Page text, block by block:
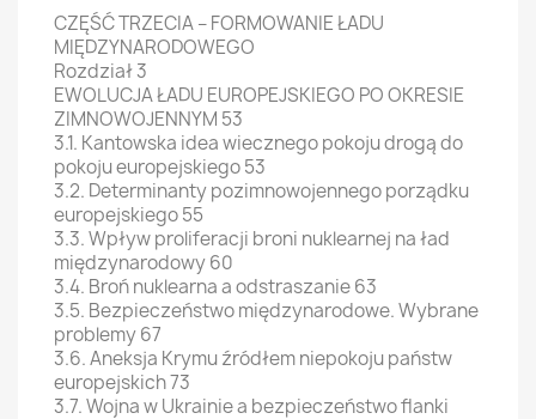
CZĘŚĆ TRZECIA – FORMOWANIE ŁADU
MIĘDZYNARODOWEGO
Rozdział 3
EWOLUCJA ŁADU EUROPEJSKIEGO PO OKRESIE
ZIMNOWOJENNYM 53
3.1. Kantowska idea wiecznego pokoju drogą do
pokoju europejskiego 53
3.2. Determinanty pozimnowojennego porządku
europejskiego 55
3.3. Wpływ proliferacji broni nuklearnej na ład
międzynarodowy 60
3.4. Broń nuklearna a odstraszanie 63
3.5. Bezpieczeństwo międzynarodowe. Wybrane
problemy 67
3.6. Aneksja Krymu źródłem niepokoju państw
europejskich 73
3.7. Wojna w Ukrainie a bezpieczeństwo flanki